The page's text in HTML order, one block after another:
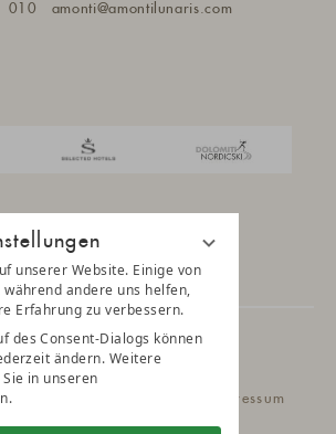
unserer Website. Einige von
andere uns helfen,
Erfahrung zu verbessern.
des Consent-Dialogs können
ändern. Weitere
in unseren
010 amonti@amontilunaris.com
Wellnessresort
Impressum